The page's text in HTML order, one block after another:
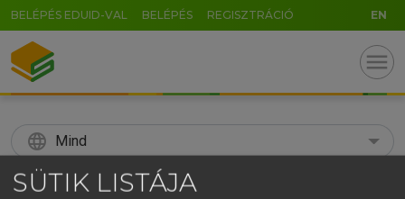
BELÉPÉS EDUID-VAL BELÉPÉS REGISZTRÁCIÓ EN
menu
language Mind
search
SÜTIK LISTÁJA